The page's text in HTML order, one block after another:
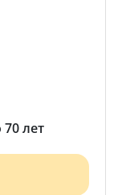
70 лет